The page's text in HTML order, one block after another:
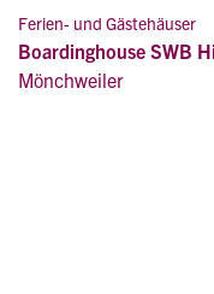
Ferien- und Gästehäuser
Boardinghouse SWB
Mönchweiler